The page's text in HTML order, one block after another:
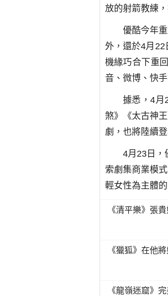
放的射箭教練
優酷今年
外，還於4月22
機緣巧合下重
音、微博、快
據悉，4月
煞》《太古神
劇，也將陸續登
4月23日，
索劇集商業模
輕女性為主體
《清平樂》張
《獵狐》在他
《龍嶺迷窟》